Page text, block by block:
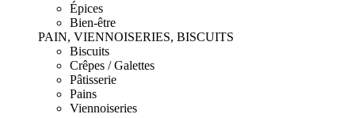
Épices
Bien-être
PAIN, VIENNOISERIES, BISCUITS
Biscuits
Crêpes / Galettes
Pâtisserie
Pains
Viennoiseries